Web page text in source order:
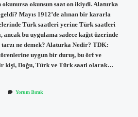
okunursa okunsun saat on ikiydi. Alaturka
Mayıs 1912’de alınan bir kararla
Türk saatleri yerine Türk saatleri
ancak bu uygulama sadece kağıt üzerinde
ne demek? Alaturka Nedir? TDK:
uygun bir duruş, bu örf ve
kişi, Doğu, Türk ve Türk saati olarak…
Yorum Bırak